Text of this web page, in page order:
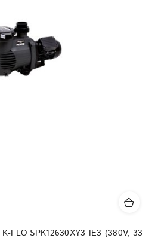
FLO SPK12630XY3 IE3 (380V, 33